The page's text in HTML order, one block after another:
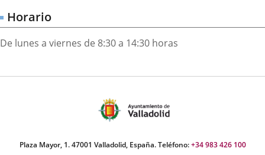
Horario
De lunes a viernes de 8:30 a 14:30 horas
Plaza Mayor, 1. 47001 Valladolid, España. Teléfono:+34 983 426 100